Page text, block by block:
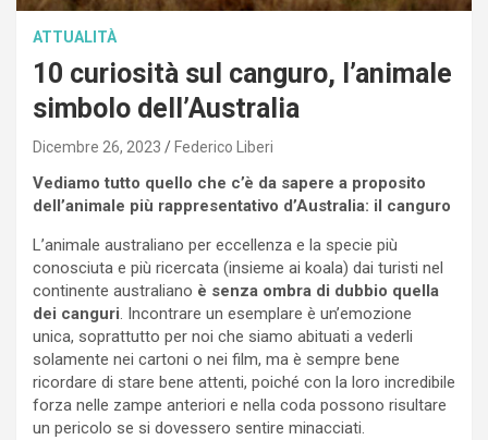
ATTUALITÀ
10 curiosità sul canguro, l’animale
simbolo dell’Australia
Dicembre 26, 2023 Federico Liberi
Vediamo tutto quello che c’è da sapere a proposito
dell’animale più rappresentativo d’Australia: il canguro
L’animale australiano per eccellenza e la specie più
conosciuta e più ricercata (insieme ai koala) dai turisti nel
continente australiano è senza ombra di dubbio quella
dei canguri. Incontrare un esemplare è un’emozione
unica, soprattutto per noi che siamo abituati a vederli
solamente nei cartoni o nei film, ma è sempre bene
ricordare di stare bene attenti, poiché con la loro incredibile
forza nelle zampe anteriori e nella coda possono risultare
un pericolo se si dovessero sentire minacciati.